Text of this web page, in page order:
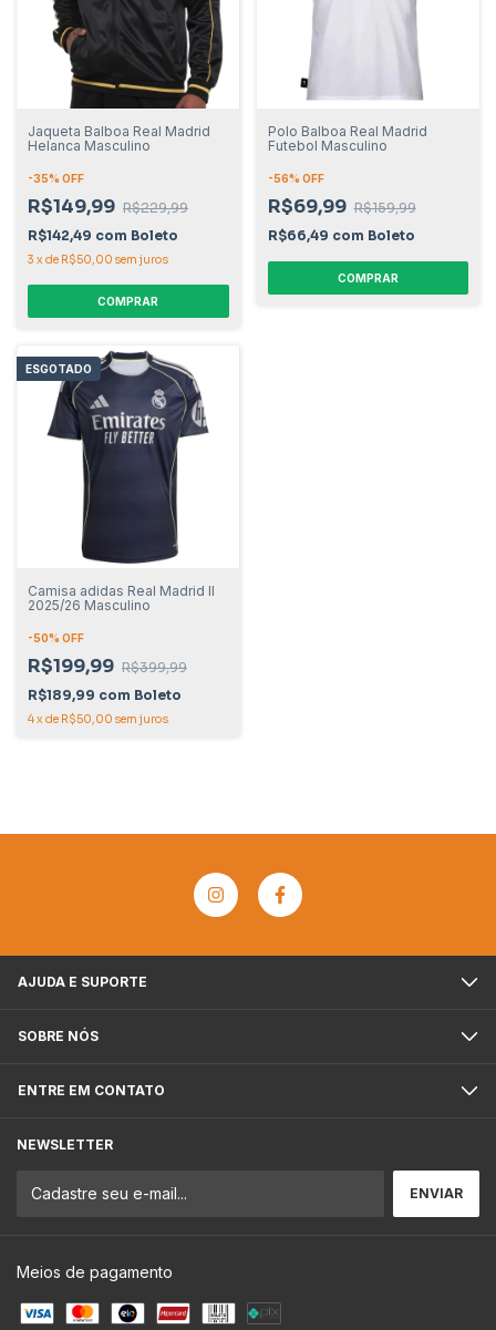
Jaqueta Balboa Real Madrid
Helanca Masculino
-35% OFF
R$149,99 R$229,99
R$142,49 com Boleto
3 x de R$50,00 sem juros
COMPRAR
Polo Balboa Real Madrid
Futebol Masculino
-56% OFF
R$69,99 R$159,99
R$66,49 com Boleto
COMPRAR
ESGOTADO
Camisa adidas Real Madrid II
2025/26 Masculino
-50% OFF
R$199,99 R$399,99
R$189,99 com Boleto
4x de R$50,00 sem juros
AJUDA E SUPORTE
SOBRE NÓS
ENTRE EM CONTATO
NEWSLETTER
Meios de pagamento